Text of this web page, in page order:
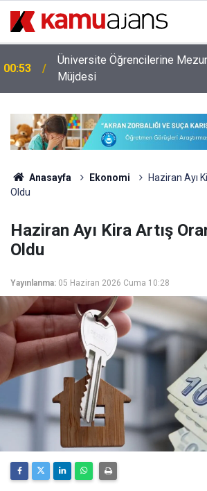
00:53
Üniversite Öğrencilerine
Müjdesi
Anasayfa Ekonomi
Haziran Ayı
Oldu
Haziran Ayı Kira Artış
Oldu
Yayınlanma: 05 Haziran 2026 Cuma 10:28